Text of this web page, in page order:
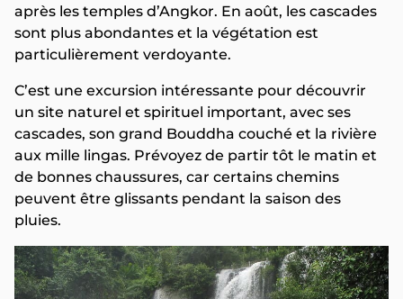
après les temples d’Angkor. En août, les cascades
sont plus abondantes et la végétation est
particulièrement verdoyante.
C’est une excursion intéressante pour découvrir
un site naturel et spirituel important, avec ses
cascades, son grand Bouddha couché et la rivière
aux mille lingas. Prévoyez de partir tôt le matin et
de bonnes chaussures, car certains chemins
peuvent être glissants pendant la saison des
pluies.